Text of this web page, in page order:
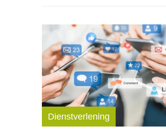
Dienstverlening